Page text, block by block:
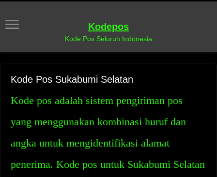
Kodepos
Kode Pos Seluruh Indonesia
Kode Pos Sukabumi Selatan
Kode pos adalah sistem pengiriman pos
yang menggunakan kombinasi huruf dan
angka untuk mengidentifikasi alamat
penerima. Kode pos untuk Sukabumi Selatan